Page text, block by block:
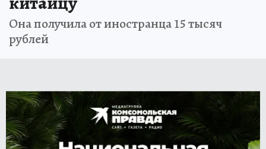
Она получила от иностранца 15 тысяч
рублей